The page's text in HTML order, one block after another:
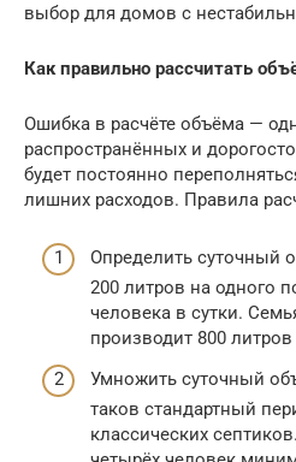
выбор для домов с
Как правильно рассчитать
Ошибка в расчёте объёма —
распространённых и
будет постоянно
лишних расходов. Правила
Определить суточный
200 литров на одного
человека в сутки.
производит 800
Умножить суточный
таков стандартный
классических